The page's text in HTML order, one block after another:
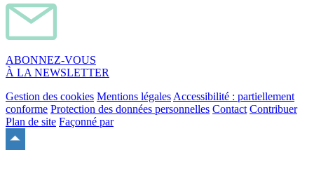
ABONNEZ-VOUS
À LA NEWSLETTER
Gestion des cookies Mentions légales Accessibilité : partiellement
conforme Protection des données personnelles Contact Contribuer
Plan de site Façonné par